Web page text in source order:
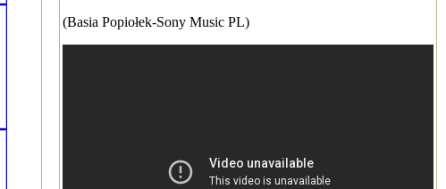
(Basia Popiołek-Sony Music PL)